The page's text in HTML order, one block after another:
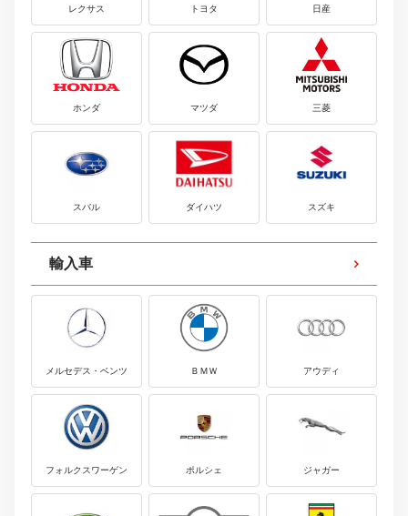
レクサス トヨタ 日産
ホンダ マツダ 三菱
スバル ダイハツ スズキ
輸入車
メルセデス・ベンツ ＢＭＷ アウディ
フォルクスワーゲン ポルシェ ジャガー